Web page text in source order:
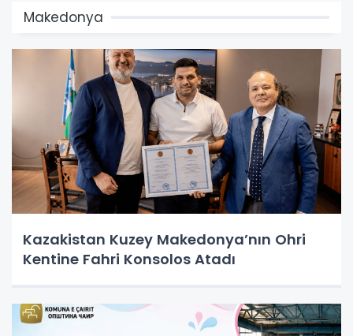
Makedonya
Kazakistan Kuzey Makedonya’nın Ohri
Kentine Fahri Konsolos Atadı